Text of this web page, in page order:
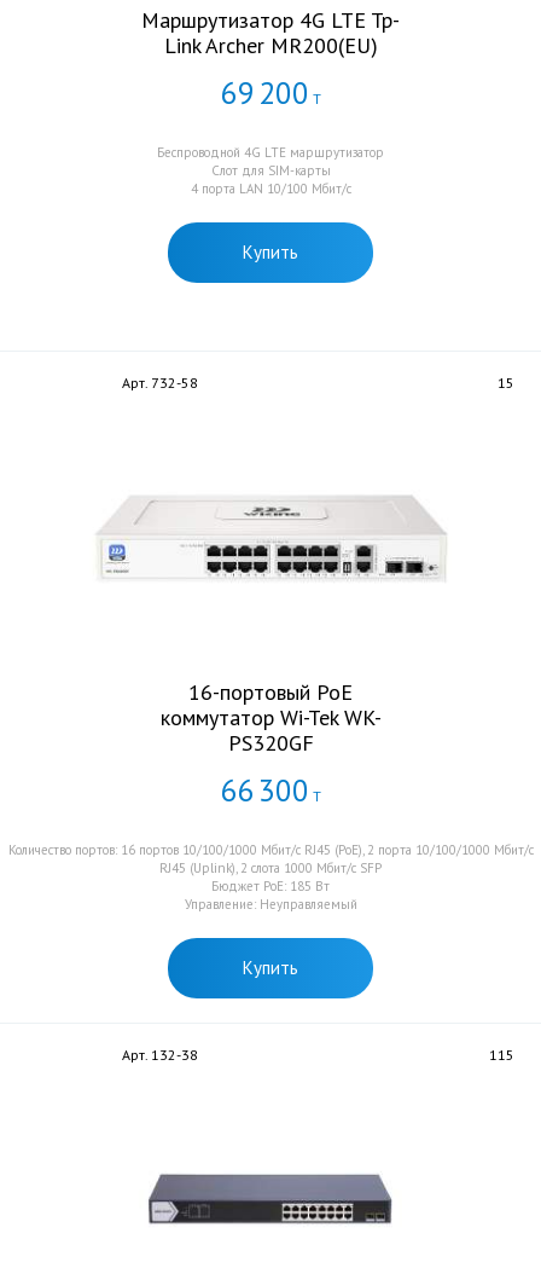
Маршрутизатор 4G LTE Tp-
Link Archer MR200(EU)
69 200 Т
Беспроводной 4G LTE маршрутизатор
Слот для SIM-карты
4 порта LAN 10/100 Мбит/с
Купить
Арт. 732-58 15
16-портовый PoE
коммутатор Wi-Tek WK-
PS320GF
66 300 Т
Количество портов: 16 портов 10/100/1000 Мбит/с RJ45 (PoE), 2 порта 10/100/1000 Мбит/с
RJ45 (Uplink), 2 слота 1000 Мбит/с SFP
Бюджет PoE: 185 Вт
Управление: Неуправляемый
Купить
Арт. 132-38 115